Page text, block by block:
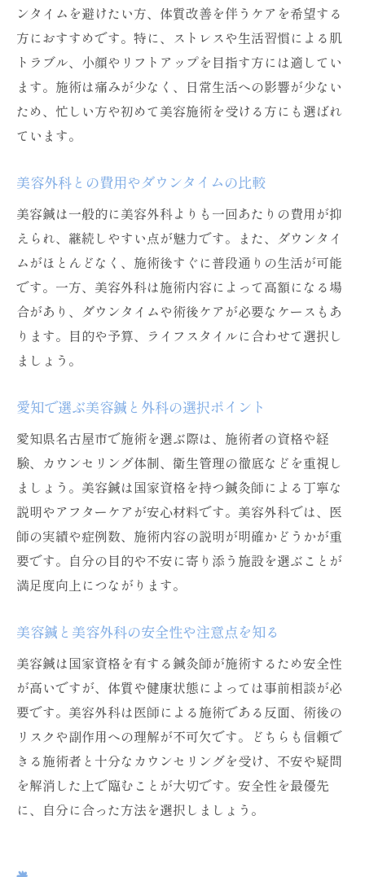
美容鍼の持続期間と再来院タイミング解説
名古屋エリアで美容鍼を安く受ける方法
名古屋で美容鍼をお得に受けるポイント
美容鍼の料金相場と安く受けるコツ
美容鍼の費用対効果を重視した選び方
美容鍼がお得な名古屋エリアの探し方
美容鍼とハイフのメリット・デメリット比較
美容鍼とハイフの特徴と効果の違いを解説
小顔効果で比較する美容鍼とハイフの選択
美容鍼とハイフそれぞれの安全性と注意点
美容鍼とハイフのメリットとデメリット総
まとめ
自分に合うのは美容鍼かハイフか判断する
方法
口コミで評判の美容鍼体験談から分かる魅力
美容鍼体験談で語られるリアルな効果とは
口コミで人気の美容鍼施術を徹底調査
美容鍼のビフォーアフター体験を紹介
名古屋で評判の美容鍼クリニックの特徴
ト
実際に美容鍼を受けた人の感想と満足度
継続した美容鍼施術で期待できる変化とコツ
美容鍼を継続することで期待できる効果
美容鍼の効果を長持ちさせるための習慣
定期的な美容鍼で実感できる変化の例
ンタイムを避けたい方、体質改善を伴うケアを希望する
方におすすめです。特に、ストレスや生活習慣による肌
トラブル、小顔やリフトアップを目指す方には適してい
ます。施術は痛みが少なく、日常生活への影響が少ない
ため、忙しい方や初めて美容施術を受ける方にも選ばれ
ています。
美容外科との費用やダウンタイムの比較
美容鍼は一般的に美容外科よりも一回あたりの費用が抑
えられ、継続しやすい点が魅力です。また、ダウンタイ
ムがほとんどなく、施術後すぐに普段通りの生活が可能
です。一方、美容外科は施術内容によって高額になる場
合があり、ダウンタイムや術後ケアが必要なケースもあ
ります。目的や予算、ライフスタイルに合わせて選択し
ましょう。
愛知で選ぶ美容鍼と外科の選択ポイント
愛知県名古屋市で施術を選ぶ際は、施術者の資格や経
験、カウンセリング体制、衛生管理の徹底などを重視し
ましょう。美容鍼は国家資格を持つ鍼灸師による丁寧な
説明やアフターケアが安心材料です。美容外科では、医
師の実績や症例数、施術内容の説明が明確かどうかが重
要です。自分の目的や不安に寄り添う施設を選ぶことが
満足度向上につながります。
美容鍼と美容外科の安全性や注意点を知る
美容鍼は国家資格を有する鍼灸師が施術するため安全性
が高いですが、体質や健康状態によっては事前相談が必
要です。美容外科は医師による施術である反面、術後の
リスクや副作用への理解が不可欠です。どちらも信頼で
きる施術者と十分なカウンセリングを受け、不安や疑問
を解消した上で臨むことが大切です。安全性を最優先
に、自分に合った方法を選択しましょう。